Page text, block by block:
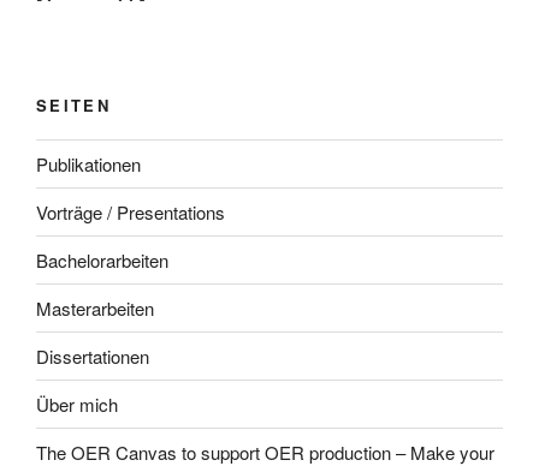
SEITEN
Publikationen
Vorträge / Presentations
Bachelorarbeiten
Masterarbeiten
Dissertationen
Über mich
The OER Canvas to support OER production – Make your